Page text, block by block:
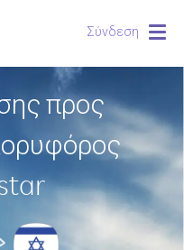
Σύνδεση
προς